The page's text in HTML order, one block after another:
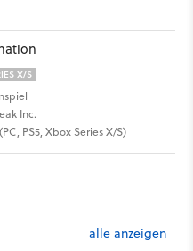
X/S
Inc.
PS5, Xbox Series X/S)
alle anzeigen